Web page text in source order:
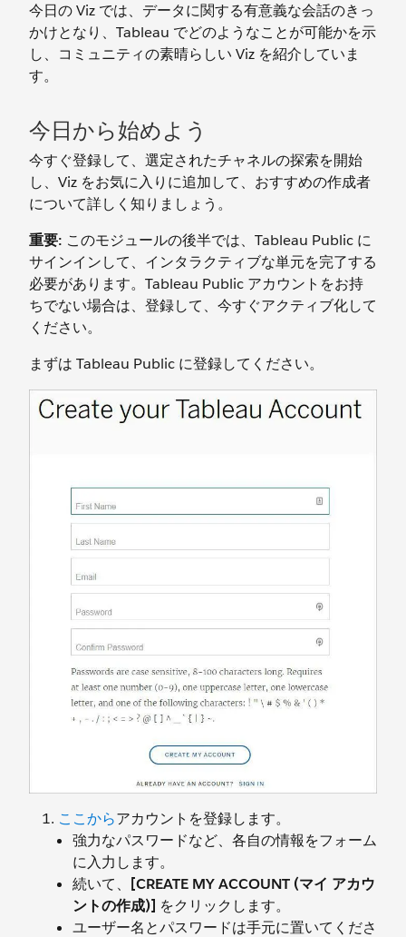
今日の Viz では、データに関する有意義な会話のきっ
かけとなり、Tableau でどのようなことが可能かを示
し、コミュニティの素晴らしい Viz を紹介していま
す。
今日から始めよう
今すぐ登録して、選定されたチャネルの探索を開始
し、Viz をお気に入りに追加して、おすすめの作成者
について詳しく知りましょう。
重要: このモジュールの後半では、Tableau Public に
サインインして、インタラクティブな単元を完了する
必要があります。Tableau Public アカウントをお持
ちでない場合は、登録して、今すぐアクティブ化して
ください。
まずは Tableau Public に登録してください。
ここからアカウントを登録します。
強力なパスワードなど、各自の情報をフォーム
に入力します。
続いて、
[CREATE MY ACCOUNT (マイ アカウ
ントの作成)] をクリックします。
ユーザー名とパスワードは手元に置いてくださ